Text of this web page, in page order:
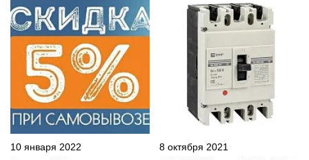
10 января 2022 8 октября 2021